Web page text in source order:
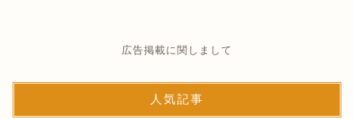
広告掲載に関しまして
人気記事